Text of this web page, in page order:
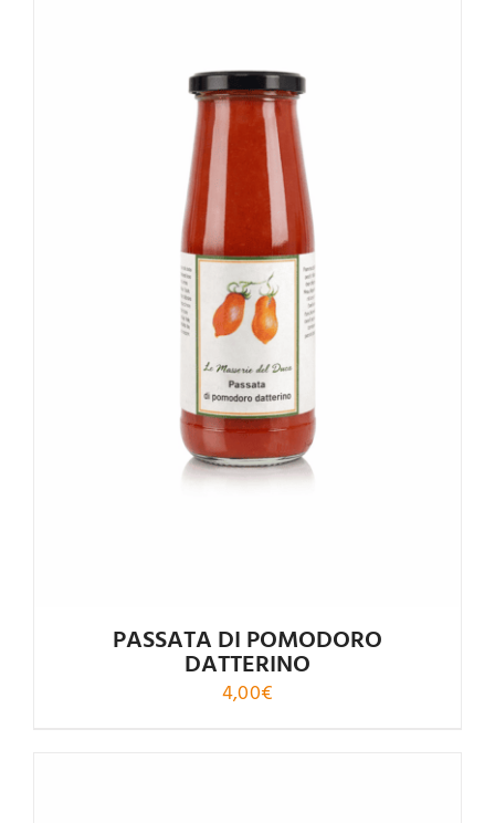
Rated 4.50
out of 5
PASSATA DI POMODORO
DATTERINO
4,00€